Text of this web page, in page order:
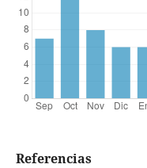
Referencias